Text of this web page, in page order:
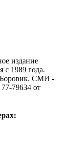
издание
с 1989 года.
CМИ -
79634 от